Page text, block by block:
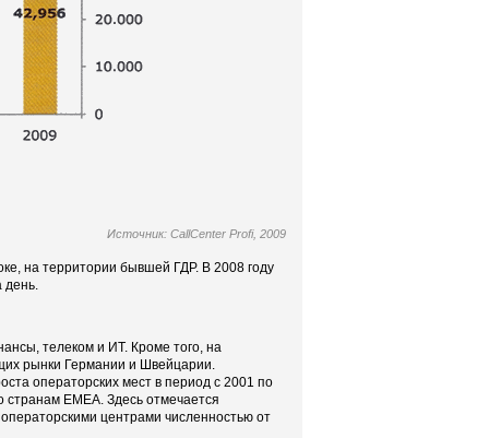
Источник: CallCenter Profi, 2009
на территории бывшей ГДР. В 2008 году
день.
телеком и ИТ. Кроме того, на
рынки Германии и Швейцарии.
операторских мест в период с 2001 по
EMEA. Здесь отмечается
центрами численностью от